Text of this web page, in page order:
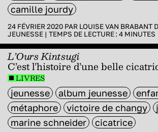
camille jourdy
24 FÉVRIER 2020 PAR LOUISE VAN BRABANT
JEUNESSE | TEMPS DE LECTURE : 4 MINUTES
L’Ours Kintsugi
C’est l’histoire d’une belle
LIVRES
jeunesse album jeunesse
métaphore
victoire de changy
marine schneider
cicatrice